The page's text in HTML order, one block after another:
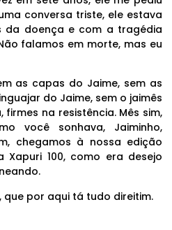
conversa triste, ele estava
da doença e com a tragédia
falamos em morte, mas eu
as capas do Jaime, sem as
do Jaime, sem o jaimês
na resistência. Mês sim,
você sonhava, Jaiminho,
chegamos à nossa edição
Xapuri 100, como era desejo
por aqui tá tudo direitim.